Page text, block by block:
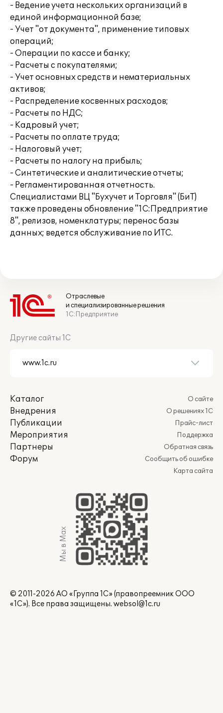
- Ведение учета нескольких организаций в
единой информационной базе;
- Учет "от документа", применение типовых
операций;
- Операции по кассе и банку;
- Расчеты с покупателями;
- Учет основных средств и нематериальных
активов;
- Распределение косвенных расходов;
- Расчеты по НДС;
- Кадровый учет;
- Расчеты по оплате труда;
- Налоговый учет;
- Расчеты по налогу на прибыль;
- Синтетические и аналитические отчеты;
- Регламентированная отчетность.
Специалистами ВЦ "Бухучет и Торговля" (БиТ)
также проведены обновление "1С:Предприятие
8", релизов, номенклатуры; перенос базы
данных; ведется обслуживание по ИТС.
Отраслевые
и специализированные решения
1С:Предприятие
Другие сайты 1С
Каталог
Внедрения
Публикации
Мероприятия
Партнеры
Форум
О сайте
О решениях 1С
Прайс-лист
Поддержка
Обратная связь
Сообщить об ошибке
Карта сайта
Мы в Max
© 2011-2026 АО «Группа 1С» (правопреемник ООО
«1С»). Все права защищены. websol@1c.ru